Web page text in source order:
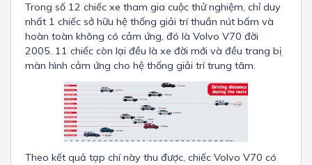
Trong số 12 chiếc xe tham gia cuộc thử nghiệm, chỉ duy
nhất 1 chiếc sở hữu hệ thống giải trí thuần nút bấm và
hoàn toàn không có cảm ứng, đó là Volvo V70 đời
2005. 11 chiếc còn lại đều là xe đời mới và đều trang bị
màn hình cảm ứng cho hệ thống giải trí trung tâm.
Theo kết quả tạp chí này thu được, chiếc Volvo V70 có